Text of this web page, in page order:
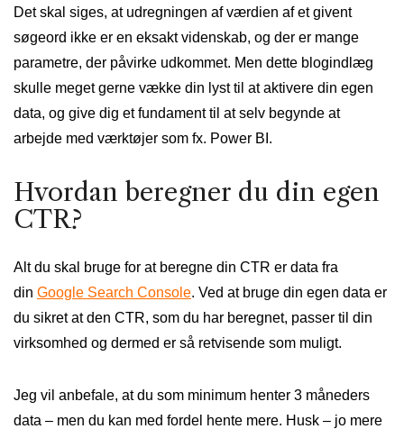
Det skal siges, at udregningen af værdien af et givent
søgeord ikke er en eksakt videnskab, og der er mange
parametre, der påvirke udkommet. Men dette blogindlæg
skulle meget gerne vække din lyst til at aktivere din egen
data, og give dig et fundament til at selv begynde at
arbejde med værktøjer som fx. Power BI.
Hvordan beregner du din egen
CTR?
Alt du skal bruge for at beregne din CTR er data fra
din Google Search Console. Ved at bruge din egen data er
du sikret at den CTR, som du har beregnet, passer til din
virksomhed og dermed er så retvisende som muligt.
Jeg vil anbefale, at du som minimum henter 3 måneders
data – men du kan med fordel hente mere. Husk – jo mere